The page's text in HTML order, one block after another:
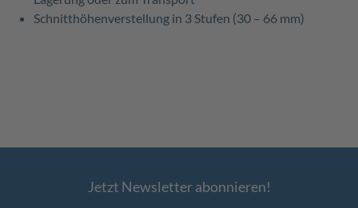
Schnitthöhenverstellung in 3 Stufen (30 – 66 mm)
Jetzt Newsletter abonnieren!